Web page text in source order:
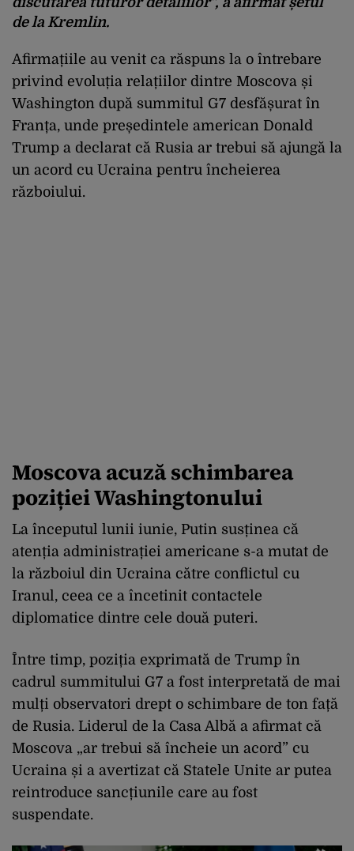
de la Kremlin.
Afirmațiile au venit ca răspuns la o întrebare
privind evoluția relațiilor dintre Moscova și
Washington după summitul G7 desfășurat în
Franța, unde președintele american Donald
Trump a declarat că Rusia ar trebui să ajungă la
un acord cu Ucraina pentru încheierea
războiului.
Moscova acuză schimbarea
poziției Washingtonului
La începutul lunii iunie, Putin susținea că
atenția administrației americane s-a mutat de
la războiul din Ucraina către conflictul cu
Iranul, ceea ce a încetinit contactele
diplomatice dintre cele două puteri.
Între timp, poziția exprimată de Trump în
cadrul summitului G7 a fost interpretată de mai
mulți observatori drept o schimbare de ton față
de Rusia. Liderul de la Casa Albă a afirmat că
Moscova „ar trebui să încheie un acord” cu
Ucraina și a avertizat că Statele Unite ar putea
reintroduce sancțiunile care au fost
suspendate.